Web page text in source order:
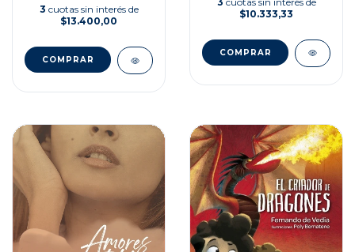
3 cuotas sin interés de
$13.400,00
$10.333,33